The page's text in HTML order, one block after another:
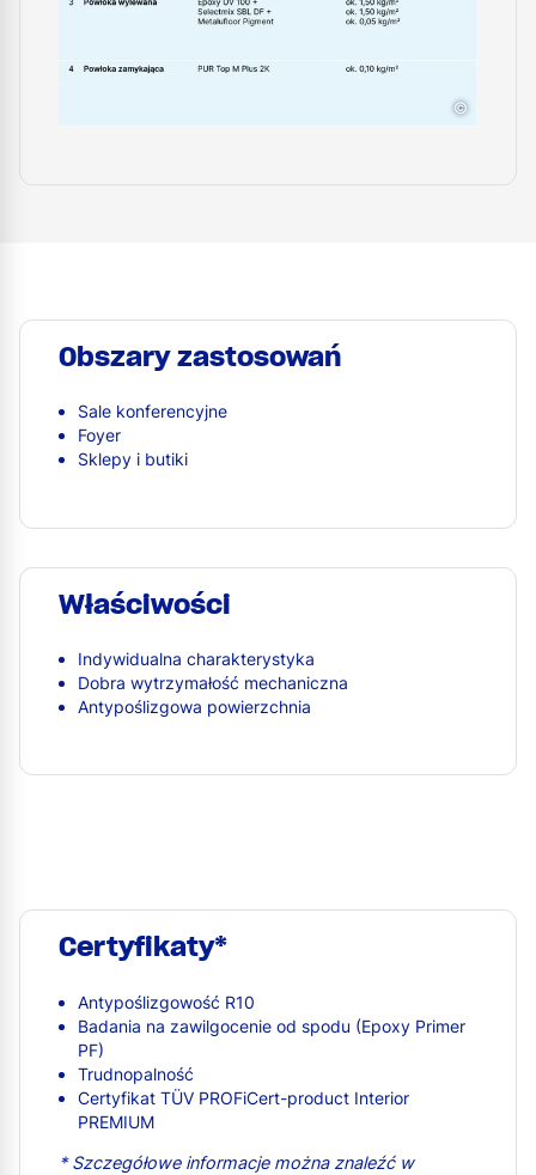
©
Obszary zastosowań
Sale konferencyjne
Foyer
Sklepy i butiki
Właściwości
Indywidualna charakterystyka
Dobra wytrzymałość mechaniczna
Antypoślizgowa powierzchnia
Certyfikaty*
Antypoślizgowość R10
Badania na zawilgocenie od spodu (Epoxy Primer
PF)
Trudnopalność
Certyfikat TÜV PROFiCert-product Interior
PREMIUM
* Szczegółowe informacje można znaleźć w